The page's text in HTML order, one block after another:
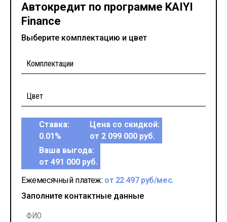
Автокредит по программе KAIYI
Finance
Выберите комплектацию и цвет
Ставка:
0.01%
Цена со скидкой:
от 2 099 000 руб.
Ваша выгода:
от 491 000 руб.
Ежемесячный платеж: от 22 497 руб/мес.
Заполните контактные данные